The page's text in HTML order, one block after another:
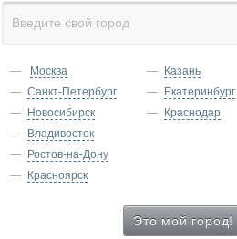
Москва
Санкт-Петербург
Новосибирск
Казань
Екатеринбург
Краснодар
Владивосток
Ростов-на-Дону
Красноярск
ХАРАКТЕРИСТИКИ ОТЗЫВЫ
Веракрус, Уила
м